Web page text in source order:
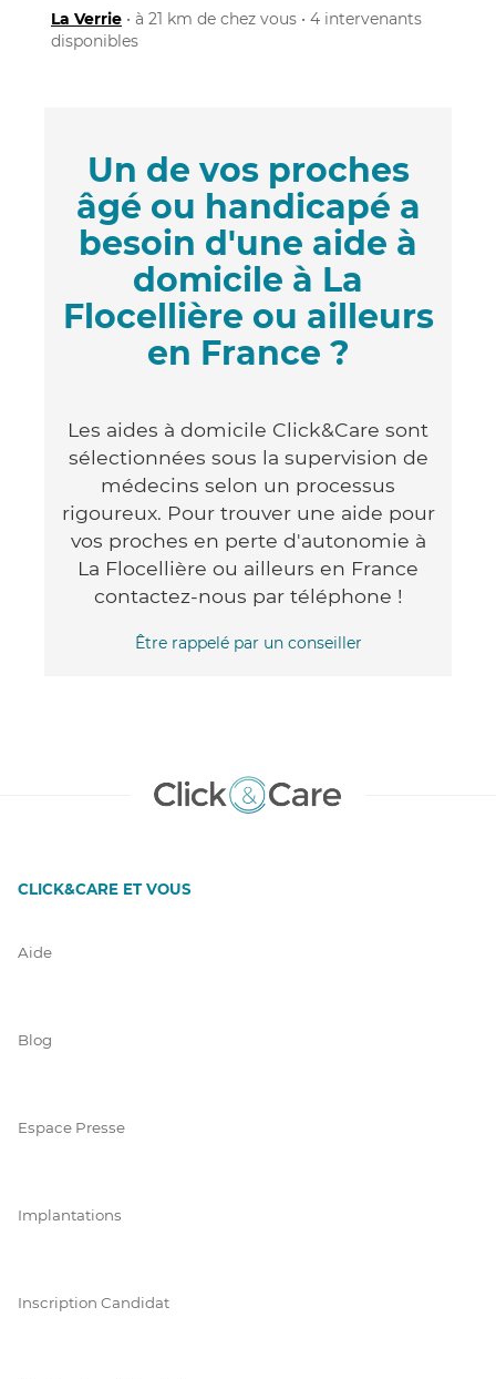
La Verrie • à 21 km de chez vous • 4 intervenants
disponibles
Un de vos proches
âgé ou handicapé a
besoin d'une aide à
domicile à La
Flocellière ou ailleurs
en France ?
Les aides à domicile Click&Care sont
sélectionnées sous la supervision de
médecins selon un processus
rigoureux. Pour trouver une aide pour
vos proches en perte d'autonomie à
La Flocellière ou ailleurs en France
contactez-nous par téléphone !
Être rappelé par un conseiller
CLICK&CARE ET VOUS
Aide
Blog
Espace Presse
Implantations
Inscription Candidat